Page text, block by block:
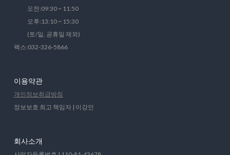
오전:09:30 ~ 11:50
오후:13:10 ~ 15:30
(토/일, 공휴일 제외)
팩스:032-326-5866
이용약관
개인정보취급방침
정보보호 최고 책임자 | 이강인
회사소개